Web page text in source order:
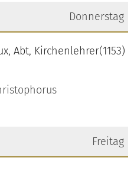
Donnerstag
2026
Abt, Kirchenlehrer(1153)
Freitag
2026